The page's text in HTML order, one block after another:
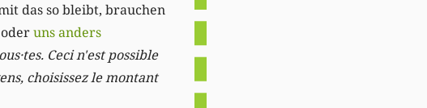
das so bleibt, brauchen
uns anders
Ceci n'est possible
choisissez le montant